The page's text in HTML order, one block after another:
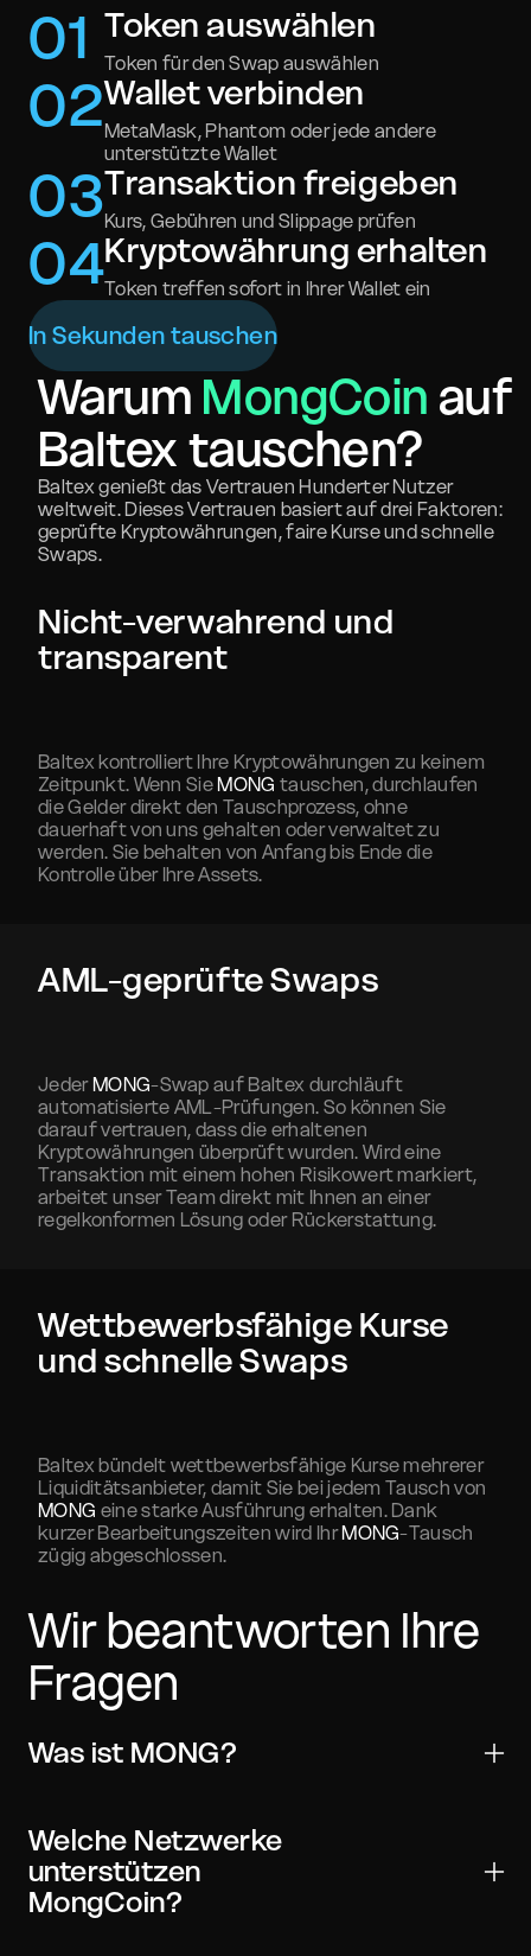
01 Token auswählen
Token für den Swap auswählen
02Wallet verbinden
MetaMask, Phantom oder jede andere
unterstützte Wallet
03Transaktion freigeben
Kurs, Gebühren und Slippage prüfen
04Kryptowährung erhalten
Token treffen sofort in Ihrer Wallet ein
In Sekunden tauschen
Warum MongCoin auf
Baltex tauschen?
Baltex genießt das Vertrauen Hunderter Nutzer
weltweit. Dieses Vertrauen basiert auf drei Faktoren:
geprüfte Kryptowährungen, faire Kurse und schnelle
Swaps.
Nicht-verwahrend und
transparent
Baltex kontrolliert Ihre Kryptowährungen zu keinem
Zeitpunkt. Wenn SieMONG tauschen, durchlaufen
die Gelder direkt den Tauschprozess, ohne
dauerhaft von uns gehalten oder verwaltet zu
werden. Sie behalten von Anfang bis Ende die
Kontrolle über Ihre Assets.
AML-geprüfte Swaps
JederMONG-Swap auf Baltex durchläuft
automatisierte AML-Prüfungen. So können Sie
darauf vertrauen, dass die erhaltenen
Kryptowährungen überprüft wurden. Wird eine
Transaktion mit einem hohen Risikowert markiert,
arbeitet unser Team direkt mit Ihnen an einer
regelkonformen Lösung oder Rückerstattung.
Wettbewerbsfähige Kurse
und schnelle Swaps
Baltex bündelt wettbewerbsfähige Kurse mehrerer
Liquiditätsanbieter, damit Sie bei jedem Tausch von
MONG eine starke Ausführung erhalten. Dank
kurzer Bearbeitungszeiten wird IhrMONG-Tausch
zügig abgeschlossen.
Wir beantworten Ihre
Fragen
Was ist MONG?
Handel und Web3-Anwendungen. Es wird von vielen
wichtigen Wallets und Börsen unterstützt und kann
mit On-Chain-Verifizierung weltweit versendet
werden.
Welche Netzwerke
unterstützen
MongCoin?